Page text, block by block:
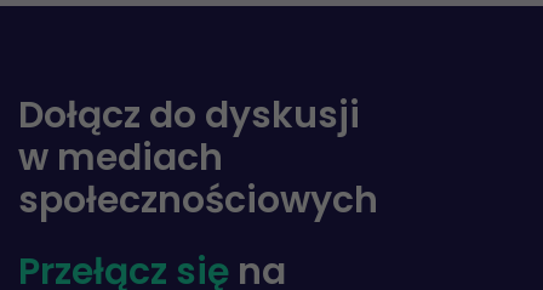
Dołącz do dyskusji
w mediach
społecznościowych
Przełącz się na